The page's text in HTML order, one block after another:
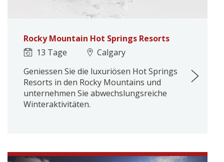
Rocky Mountain Hot Springs Resorts
13 Tage
Calgary
Geniessen Sie die luxuriösen Hot Springs
Resorts in den Rocky Mountains und
unternehmen Sie abwechslungsreiche
Winteraktivitäten.